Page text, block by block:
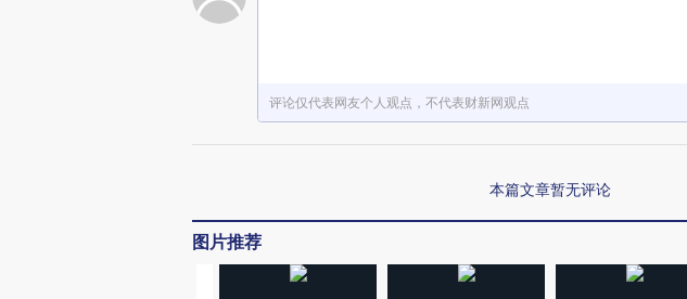
评论仅代表网友个人观点，不代表财新网观点
本篇文章暂无评论
图片推荐